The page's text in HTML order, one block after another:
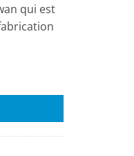
qui est